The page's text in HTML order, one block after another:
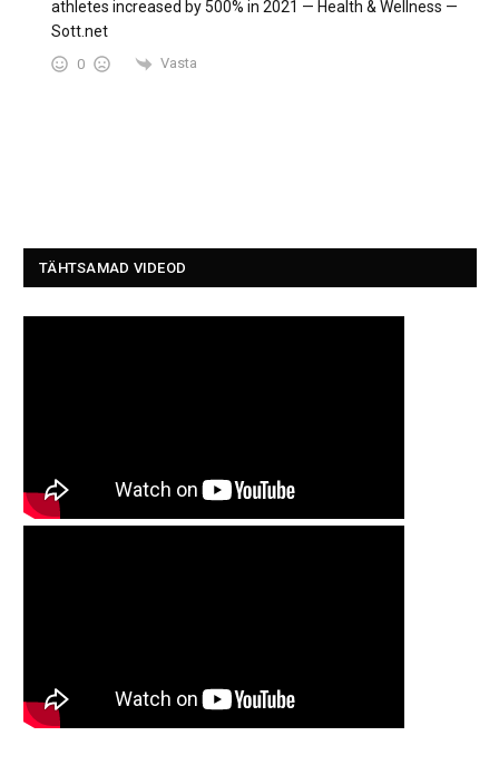
athletes increased by 500% in 2021 — Health & Wellness —
Sott.net
0 Vasta
TÄHTSAMAD VIDEOD